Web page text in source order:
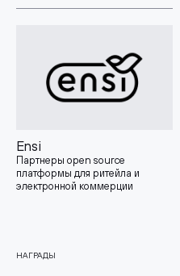
Ensi
Партнеры open source
платформы для ритейла и
электронной коммерции
НАГРАДЫ